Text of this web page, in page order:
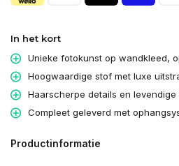
In het kort
Unieke fotokunst op wandkleed,
Hoogwaardige stof met luxe
Haarscherpe details en levendige
Compleet geleverd met
Productinformatie